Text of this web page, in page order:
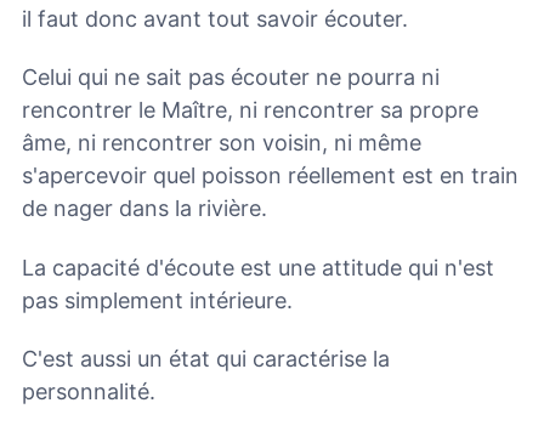
il faut donc avant tout savoir écouter.
Celui qui ne sait pas écouter ne pourra ni
rencontrer le Maître, ni rencontrer sa propre
âme, ni rencontrer son voisin, ni même
s'apercevoir quel poisson réellement est en train
de nager dans la rivière.
La capacité d'écoute est une attitude qui n'est
pas simplement intérieure.
C'est aussi un état qui caractérise la
personnalité.